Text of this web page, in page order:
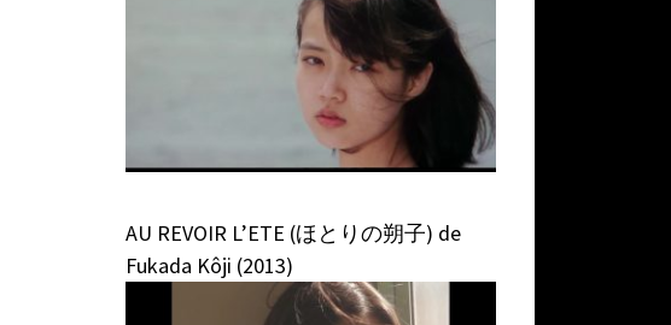
AU REVOIR L’ETE (ほとりの朔子) de
Fukada Kôji (2013)